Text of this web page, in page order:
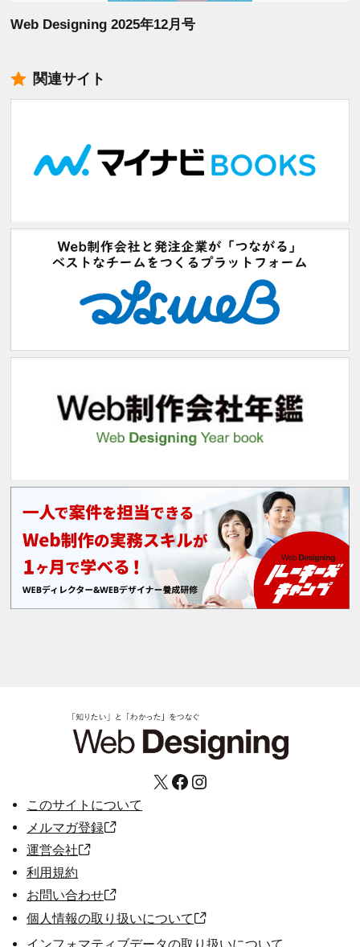
Web Designing 2025年12月号
関連サイト
X Facebook Instagram
このサイトについて
メルマガ登録
運営会社
利用規約
お問い合わせ
個人情報の取り扱いについて
インフォマティブデータの取り扱いについて